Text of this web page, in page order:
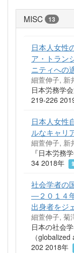
MISC 13
日本人女性
ア・トラン
ニティへの
細萱伸子, 新
日本労務学
219-226
日本人女性
ルなキャリ
細萱伸子, 新
『日本労務
34 2018年
社会学者の
―２０１４
出身者をジ
細萱伸子, 菊
日本の社会
（
202 2018年